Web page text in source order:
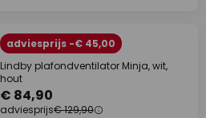
adviesprijs -€ 45,00
Lindby plafondventilator Minja, wit,
hout
€ 84,90
adviesprijs€ 129,90